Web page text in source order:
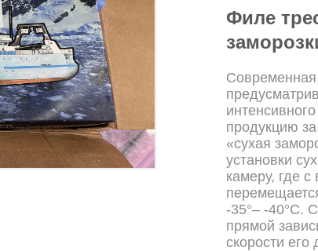
Филе
Современная
продукцию
«сухая
установки
камеру, где
-35°– -40°С.
прямой
скорости его